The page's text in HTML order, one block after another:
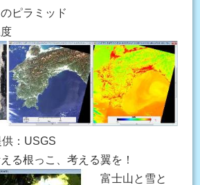
のピラミッド
：USGS
る根っこ、考える翼を！
富士山と雪と